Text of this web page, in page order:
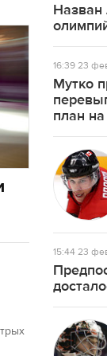
Назван
16:3923
Мутко
план
15:4423